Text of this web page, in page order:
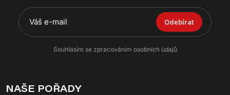
Odebírat
Souhlasím se zpracováním osobních údajů
NAŠE POŘADY